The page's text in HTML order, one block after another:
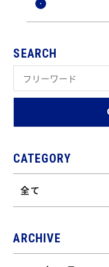
SEARCH
CATEGORY
全て
ARCHIVE